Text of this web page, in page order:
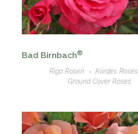
Bad Birnbach®
Rigo Rosen
Kordes Roses
Ground Cover Roses